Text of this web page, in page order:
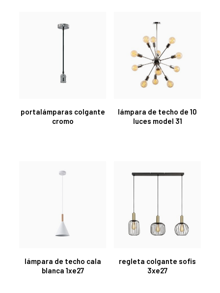
portalámparas colgante
cromo
lámpara de techo de 10
luces model 31
lámpara de techo cala
blanca 1xe27
regleta colgante sofis
3xe27